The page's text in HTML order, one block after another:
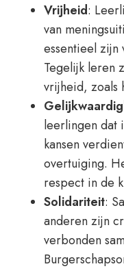
Vrijheid:
van
essentieel
Tegelijk leren
vrijheid, zoals
leerlingen dat
kansen
overtuiging.
respect in de
Solidariteit:
anderen zijn
verbonden